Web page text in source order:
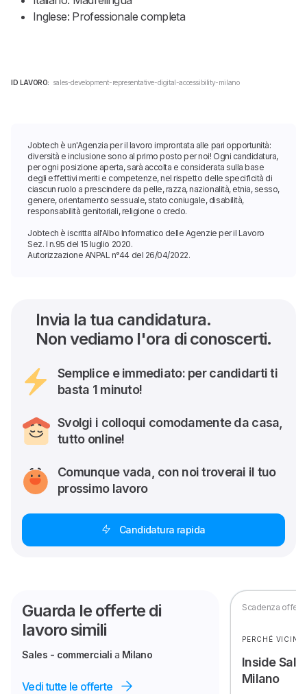
Inglese: Professionale completa
ID LAVORO: sales-development-representative-digital-accessibility-milano
Jobtech è un'Agenzia per il lavoro improntata alle pari opportunità:
diversità e inclusione sono al primo posto per noi! Ogni candidatura,
per ogni posizione aperta, sarà accolta e considerata sulla base
degli effettivi meriti e competenze, nel rispetto delle specificità di
ciascun ruolo a prescindere da pelle, razza, nazionalità, etnia, sesso,
genere, orientamento sessuale, stato coniugale, disabilità,
responsabilità genitoriali, religione o credo.
Jobtech è iscritta all'Albo Informatico delle Agenzie per il Lavoro
Sez. I n.95 del 15 luglio 2020.
Autorizzazione ANPAL n°44 del 26/04/2022.
Invia la tua candidatura.
Non vediamo l'ora di conoscerti.
Semplice e immediato: per candidarti ti
basta 1 minuto!
Svolgi i colloqui comodamente da casa,
tutto online!
Comunque vada, con noi troverai il tuo
prossimo lavoro
Candidatura rapida
Guarda le offerte di
lavoro simili
Sales - commerciali a Milano
Vedi tutte le offerte
Scadenza
PERCHÉ
Inside
Milano